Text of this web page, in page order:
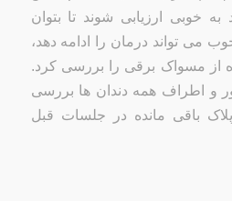
خوبی ارزیابی شوند تا بتوان
می تواند درمان را ادامه دهد،
از مسواک برقی را بررسی کرد.
و اطراف همه دندان ها بررسی
باقی مانده در جلسات قبل